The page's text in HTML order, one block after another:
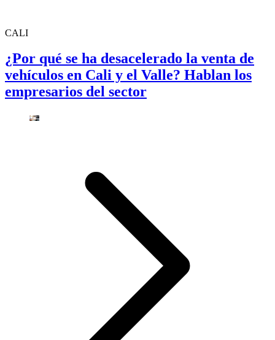
CALI
¿Por qué se ha desacelerado la venta de
vehículos en Cali y el Valle? Hablan los
empresarios del sector